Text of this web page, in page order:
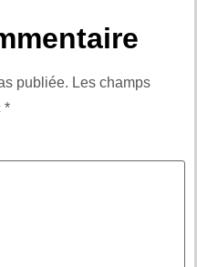
publiée. Les champs
*